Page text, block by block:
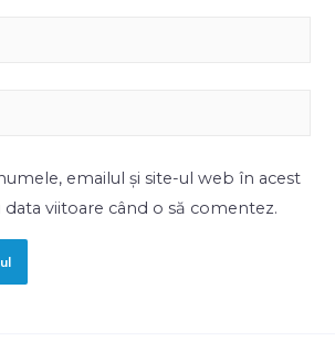
emailul și site-ul web în acest
viitoare când o să comentez.